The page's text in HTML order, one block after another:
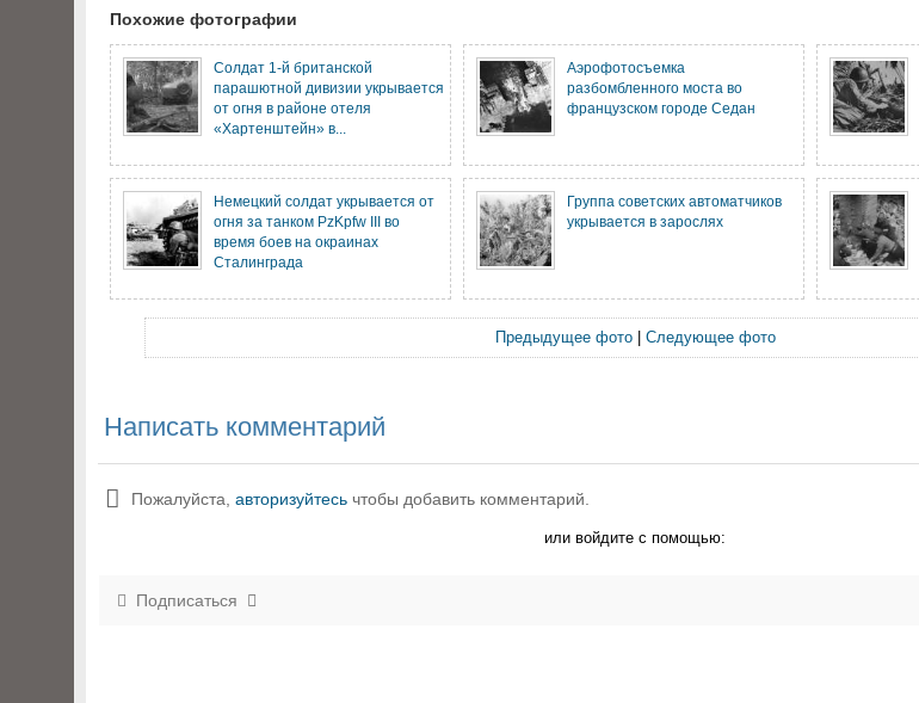
Похожие фотографии
Солдат 1-й британской
парашютной дивизии укрывается
от огня в районе отеля
«Хартенштейн» в...
Аэрофотосъемка
разбомбленного моста во
французском городе Седан
Немецкий солдат укрывается от
огня за танком PzKpfw III во
время боев на окраинах
Сталинграда
Группа советских автоматчиков
укрывается в зарослях
Предыдущее фото| Следующее фото
Написать комментарий
Пожалуйста, авторизуйтесь чтобы добавить комментарий.
или войдите с помощью:
Подписаться